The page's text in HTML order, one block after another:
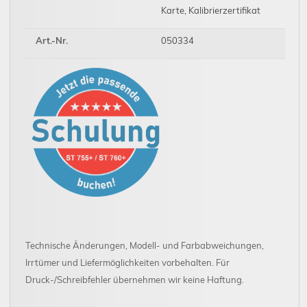
Karte, Kalibrierzertifikat
Art.-Nr. 050334
Technische Änderungen, Modell- und Farbabweichungen,
Irrtümer und Liefermöglichkeiten vorbehalten. Für
Druck-/Schreibfehler übernehmen wir keine Haftung.